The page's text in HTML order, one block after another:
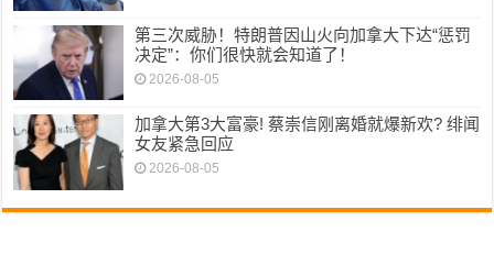
第三次威胁！特朗普因山火向加拿大下达“惩罚
决定”：你们很快就会知道了！
2026-08-05
加拿大第3大富豪! 蔡崇信刚离婚就爆新欢? 绯闻
女友紧急回应
2026-08-05